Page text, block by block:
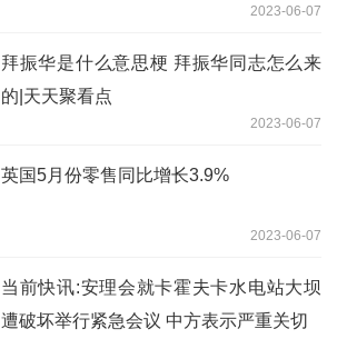
2023-06-07
拜振华是什么意思梗 拜振华同志怎么来
的|天天聚看点
2023-06-07
英国5月份零售同比增长3.9%
2023-06-07
当前快讯:安理会就卡霍夫卡水电站大坝
遭破坏举行紧急会议 中方表示严重关切